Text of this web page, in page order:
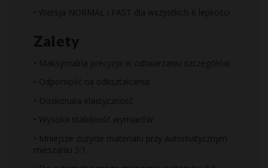
• Wersja NORMAL i FAST dla wszystkich 6 lepkości
Zalety
• Maksymalna precyzja w odtwarzaniu szczegółów
• Odporność na odkształcenia
• Doskonała elastyczność
• Wysoka stabilność wymiarów
• Mniejsze zużycie materiału przy automatycznym
mieszaniu 5:1